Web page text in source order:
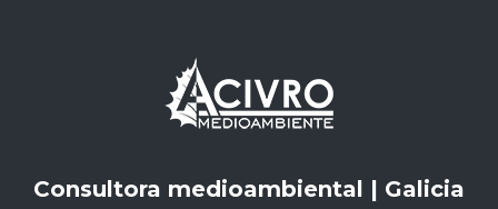
Consultora medioambiental | Galicia